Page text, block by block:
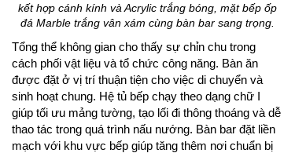
kết hợp cánh kính và Acrylic trắng bóng, mặt bếp ốp
đá Marble trắng vân xám cùng bàn bar sang trọng.
Tổng thể không gian cho thấy sự chỉn chu trong
cách phối vật liệu và tổ chức công năng. Bàn ăn
được đặt ở vị trí thuận tiện cho việc di chuyển và
sinh hoạt chung. Hệ tủ bếp chạy theo dạng chữ I
giúp tối ưu mảng tường, tạo lối đi thông thoáng và dễ
thao tác trong quá trình nấu nướng. Bàn bar đặt liền
mạch với khu vực bếp giúp tăng thêm nơi chuẩn bị